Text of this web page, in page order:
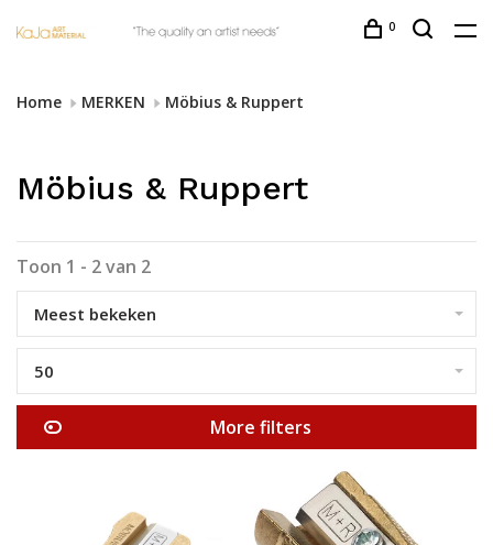
0
Home MERKEN Möbius & Ruppert
Möbius & Ruppert
Toon 1 - 2 van 2
Meest bekeken
50
More filters